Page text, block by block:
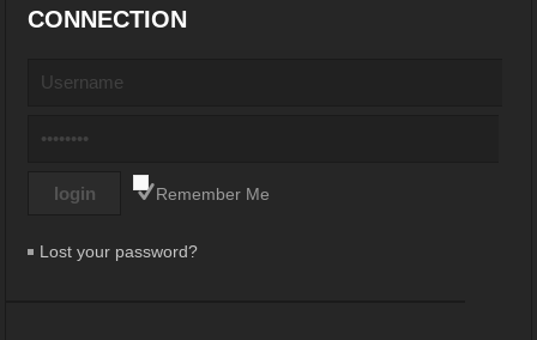
CONNECTION
Remember Me
Lost your password?